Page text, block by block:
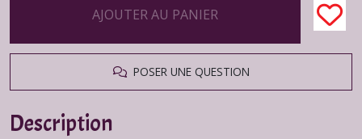
AJOUTER AU PANIER
POSER UNE QUESTION
Description